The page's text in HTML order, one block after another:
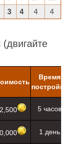
3 4 4 4
(двигайте
Время
5 часов
1 день